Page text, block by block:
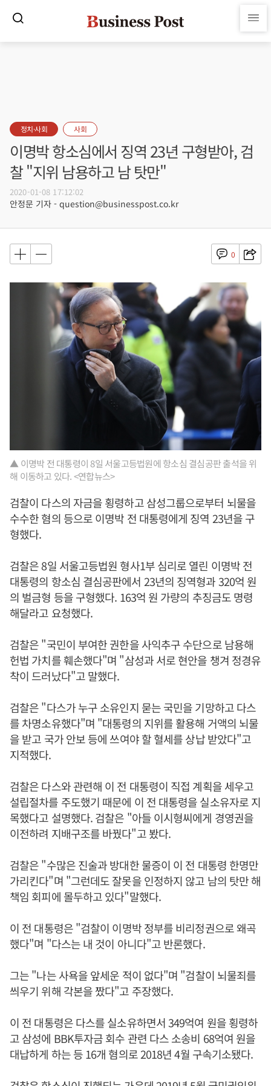
정치·사회 사회
이명박 항소심에서 징역 23년 구형받아, 검
찰 "지위 남용하고 남 탓만"
2020-01-08 17:12:02
안정문 기자 - question@businesspost.co.kr
0
▲ 이명박 전 대통령이 8일 서울고등법원에 항소심 결심공판 출석을 위
해 이동하고 있다. <연합뉴스>
검찰이 다스의 자금을 횡령하고 삼성그룹으로부터 뇌물을
수수한 혐의 등으로 이명박 전 대통령에게 징역 23년을 구
형했다.
검찰은 8일 서울고등법원 형사1부 심리로 열린 이명박 전
대통령의 항소심 결심공판에서 23년의 징역형과 320억 원
의 벌금형 등을 구형했다. 163억 원 가량의 추징금도 명령
해달라고 요청했다.
검찰은 "국민이 부여한 권한을 사익추구 수단으로 남용해
헌법 가치를 훼손했다"며 "삼성과 서로 현안을 챙겨 정경유
착이 드러났다"고 말했다.
검찰은 "다스가 누구 소유인지 묻는 국민을 기망하고 다스
를 차명소유했다"며 "대통령의 지위를 활용해 거액의 뇌물
을 받고 국가 안보 등에 쓰여야 할 혈세를 상납 받았다"고
지적했다.
검찰은 다스와 관련해 이 전 대통령이 직접 계획을 세우고
설립절차를 주도했기 때문에 이 전 대통령을 실소유자로 지
목했다고 설명했다. 검찰은 "아들 이시형씨에게 경영권을
이전하려 지배구조를 바꿨다"고 봤다.
검찰은 "수많은 진술과 방대한 물증이 이 전 대통령 한명만
가리킨다"며 "그런데도 잘못을 인정하지 않고 남의 탓만 해
책임 회피에 몰두하고 있다"말했다.
이 전 대통령은 "검찰이 이명박 정부를 비리정권으로 왜곡
했다"며 "다스는 내 것이 아니다"고 반론했다.
그는 "나는 사욕을 앞세운 적이 없다"며 "검찰이 뇌물죄를
씌우기 위해 각본을 짰다"고 주장했다.
이 전 대통령은 다스를 실소유하면서 349억여 원을 횡령하
고 삼성에 BBK투자금 회수 관련 다스 소송비 68억여 원을
대납하게 하는 등 16개 혐의로 2018년 4월 구속기소됐다.